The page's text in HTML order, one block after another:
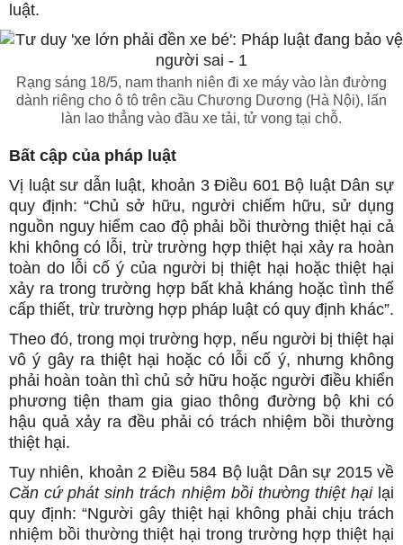
luật.
Rạng sáng 18/5, nam thanh niên đi xe máy vào làn đường
dành riêng cho ô tô trên cầu Chương Dương (Hà Nội), lấn
làn lao thẳng vào đầu xe tải, tử vong tại chỗ.
Bất cập của pháp luật
Vị luật sư dẫn luật, khoản 3 Điều 601 Bộ luật Dân sự
quy định: “Chủ sở hữu, người chiếm hữu, sử dụng
nguồn nguy hiểm cao độ phải bồi thường thiệt hại cả
khi không có lỗi, trừ trường hợp thiệt hại xảy ra hoàn
toàn do lỗi cố ý của người bị thiệt hại hoặc thiệt hại
xảy ra trong trường hợp bất khả kháng hoặc tình thế
cấp thiết, trừ trường hợp pháp luật có quy định khác”.
Theo đó, trong mọi trường hợp, nếu người bị thiệt hại
vô ý gây ra thiệt hại hoặc có lỗi cố ý, nhưng không
phải hoàn toàn thì chủ sở hữu hoặc người điều khiển
phương tiện tham gia giao thông đường bộ khi có
hậu quả xảy ra đều phải có trách nhiệm bồi thường
thiệt hại.
Tuy nhiên, khoản 2 Điều 584 Bộ luật Dân sự 2015 về
Căn cứ phát sinh trách nhiệm bồi thường thiệt hạilại
quy định: “Người gây thiệt hại không phải chịu trách
nhiệm bồi thường thiệt hại trong trường hợp thiệt hại